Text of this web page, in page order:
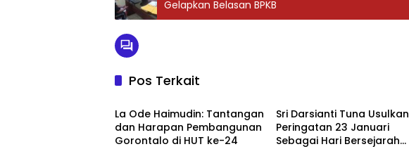
Gelapkan Belasan BPKB
Pos Terkait
DPRD Provinsi Gorontalo
La Ode Haimudin: Tantangan
dan Harapan Pembangunan
Gorontalo di HUT ke-24
Sri Darsianti Tuna Usulkan
Peringatan 23 Januari
Sebagai Hari Bersejarah
DPRD Provinsi Gorontalo DPRD Provinsi Gorontalo